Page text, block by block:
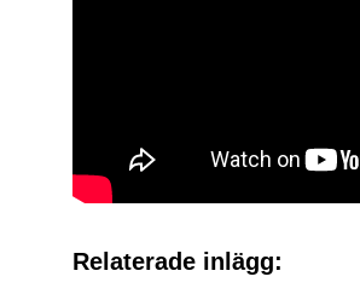
Relaterade inlägg: